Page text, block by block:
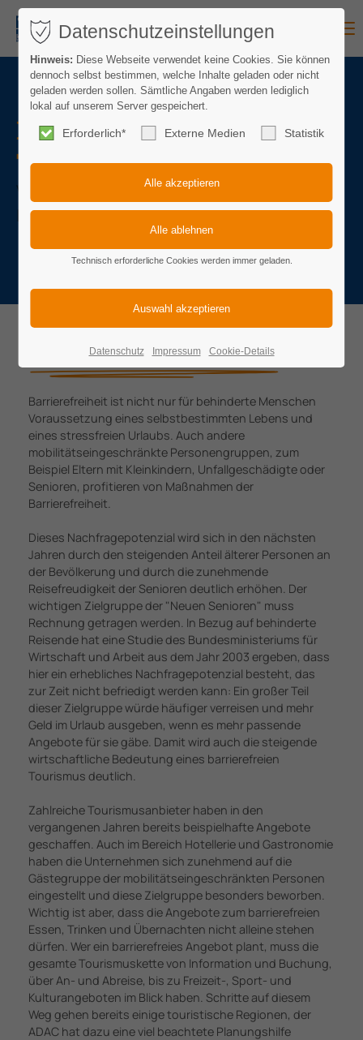
BARRIEREFREIER
TOURISMUS
Voraussetzung eines selbstbestimmten
Lebens...
Barrierefreier Tourismus
Barrierefreiheit ist nicht nur für behinderte Menschen
Voraussetzung eines selbstbestimmten Lebens und
eines stressfreien Urlaubs. Auch andere
mobilitätseingeschränkte Personengruppen, zum
Beispiel Eltern mit Kleinkindern, Unfallgeschädigte oder
Senioren, profitieren von Maßnahmen der
Barrierefreiheit.
Dieses Nachfragepotenzial wird sich in den nächsten
Jahren durch den steigenden Anteil älterer Personen an
der Bevölkerung und durch die zunehmende
Reisefreudigkeit der Senioren deutlich erhöhen. Der
wichtigen Zielgruppe der "Neuen Senioren" muss
Rechnung getragen werden. In Bezug auf behinderte
Reisende hat eine Studie des Bundesministeriums für
Wirtschaft und Arbeit aus dem Jahr 2003 ergeben, dass
hier ein erhebliches Nachfragepotenzial besteht, das
zur Zeit nicht befriedigt werden kann: Ein großer Teil
dieser Zielgruppe würde häufiger verreisen und mehr
Geld im Urlaub ausgeben, wenn es mehr passende
Angebote für sie gäbe. Damit wird auch die steigende
wirtschaftliche Bedeutung eines barrierefreien
Tourismus deutlich.
Zahlreiche Tourismusanbieter haben in den
vergangenen Jahren bereits beispielhafte Angebote
geschaffen. Auch im Bereich Hotellerie und Gastronomie
haben die Unternehmen sich zunehmend auf die
Gästegruppe der mobilitätseingeschränkten Personen
eingestellt und diese Zielgruppe besonders beworben.
Wichtig ist aber, dass die Angebote zum barrierefreien
Essen, Trinken und Übernachten nicht alleine stehen
dürfen. Wer ein barrierefreies Angebot plant, muss die
gesamte Tourismuskette von Information und Buchung,
über An- und Abreise, bis zu Freizeit-, Sport- und
Kulturangeboten im Blick haben. Schritte auf diesem
Weg gehen bereits einige touristische Regionen, der
ADAC hat dazu eine viel beachtete Planungshilfe
Datenschutzeinstellungen
Hinweis: Diese Webseite verwendet keine Cookies. Sie können
dennoch selbst bestimmen, welche Inhalte geladen oder nicht
geladen werden sollen. Sämtliche Angaben werden lediglich
lokal auf unserem Server gespeichert.
Erforderlich* Externe Medien Statistik
Technisch erforderliche Cookies werden immer geladen.
Datenschutz Impressum Cookie-Details